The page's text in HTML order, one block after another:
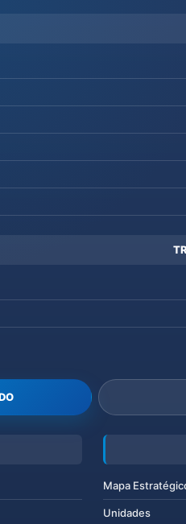
Mapa
Unidades